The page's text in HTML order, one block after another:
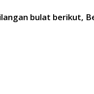
bulat berikut,